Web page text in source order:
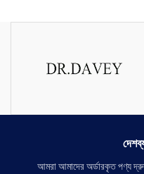
আমরা আমাদের অর্ডারকৃত পণ্য